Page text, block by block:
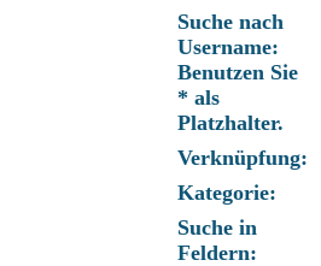
Suche nach
Username:
Benutzen Sie
* als
Platzhalter.
Verknüpfung:
Kategorie:
Suche in
Feldern: